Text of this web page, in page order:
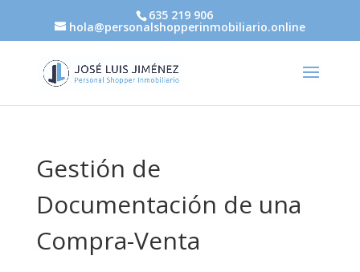
635 219 906
hola@personalshopperinmobiliario.online
Gestión de
Documentación de una
Compra-Venta